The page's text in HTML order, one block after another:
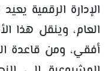
الإدارة الرقمية
العام، وينقل هذا
أفقي، ومن قاعدة